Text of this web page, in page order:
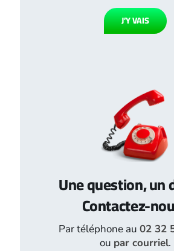
J’Y VAIS
Une question, un
Contactez-
Par téléphone au 02 32
ou par courriel.